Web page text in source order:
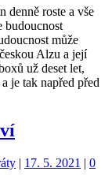
denně roste a vše
budoucnost
může
Alzu a její
už deset let,
je tak napřed před
17. 5. 2021 0